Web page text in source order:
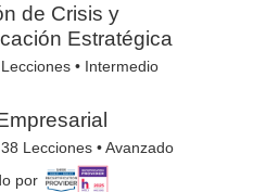
de Crisis y
Estratégica
Lecciones • Intermedio
38 Lecciones • Avanzado
por